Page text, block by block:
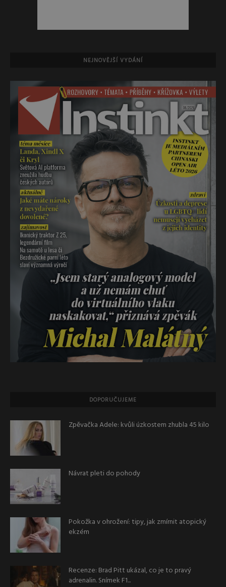
NEJNOVĚJŠÍ VYDÁNÍ
DOPORUČUJEME
Zpěvačka Adele: kvůli úzkostem zhubla 45 kilo
Návrat pleti do pohody
Pokožka v ohrožení: tipy, jak zmírnit atopický
ekzém
Recenze: Brad Pitt ukázal, co je to pravý
adrenalin. Snímek F1...